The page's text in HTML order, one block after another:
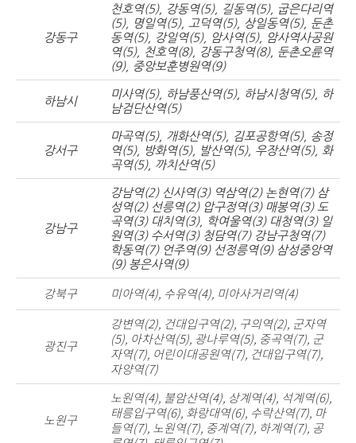
강동구
천호역(5), 강동역(5), 길동역(5), 굽은다리역
(5), 명일역(5), 고덕역(5), 상일동역(5), 둔촌
동역(5), 강일역(5), 암사역(5), 암사역사공원
역(5), 천호역(8), 강동구청역(8), 둔촌오륜역
(9), 중앙보훈병원역(9)
하남시
미사역(5), 하남풍산역(5), 하남시청역(5), 하
남검단산역(5)
강서구
마곡역(5), 개화산역(5), 김포공항역(5), 송정
역(5), 방화역(5), 발산역(5), 우장산역(5), 화
곡역(5), 까치산역(5)
강남구
강남역(2) 신사역(3) 역삼역(2) 논현역(7) 삼
성역(2) 선릉역(2) 압구정역(3) 매봉역(3) 도
곡역(3) 대치역(3), 학여울역(3) 대청역(3) 일
원역(3) 수서역(3) 청담역(7) 강남구청역(7)
학동역(7) 언주역(9) 선정릉역(9) 삼성중앙역
(9) 봉은사역(9)
강북구 미아역(4), 수유역(4), 미아사거리역(4)
광진구
강변역(2), 건대입구역(2), 구의역(2), 군자역
(5), 아차산역(5), 광나루역(5), 중곡역(7), 군
자역(7), 어린이대공원역(7), 건대입구역(7),
자양역(7)
노원구
노원역(4), 불암산역(4), 상계역(4), 석계역(6),
태릉입구역(6), 화랑대역(6), 수락산역(7), 마
들역(7), 노원역(7), 중계역(7), 하계역(7), 공